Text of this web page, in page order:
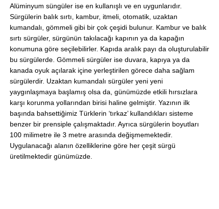
Alüminyum süngüler ise en kullanışlı ve en uygunlarıdır.
Sürgülerin balık sırtı, kambur, itmeli, otomatik, uzaktan
kumandalı, gömmeli gibi bir çok çeşidi bulunur. Kambur ve balık
sırtı sürgüler, sürgünün takılacağı kapının ya da kapağın
konumuna göre seçilebilirler. Kapıda aralık payı da oluşturulabilir
bu sürgülerde. Gömmeli sürgüler ise duvara, kapıya ya da
kanada oyuk açılarak içine yerleştirilen görece daha sağlam
sürgülerdir. Uzaktan kumandalı sürgüler yeni yeni
yaygınlaşmaya başlamış olsa da, günümüzde etkili hırsızlara
karşı korunma yollarından birisi haline gelmiştir. Yazının ilk
başında bahsettiğimiz Türklerin ‘tırkaz’ kullandıkları sisteme
benzer bir prensiple çalışmaktadır. Ayrıca sürgülerin boyutları
100 milimetre ile 3 metre arasında değişmemektedir.
Uygulanacağı alanın özelliklerine göre her çeşit sürgü
üretilmektedir günümüzde.